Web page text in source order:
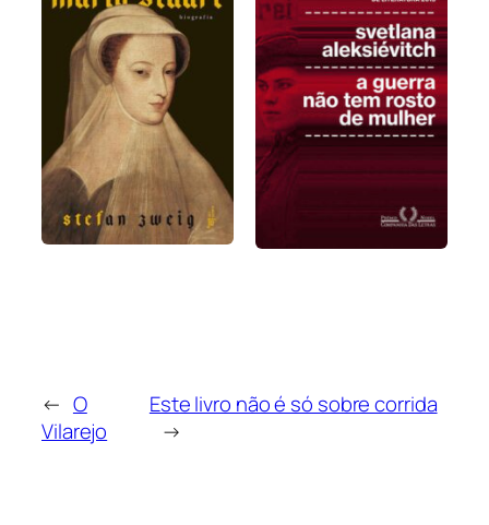
← O
Vilarejo
Este livro não é só sobre corrida
→